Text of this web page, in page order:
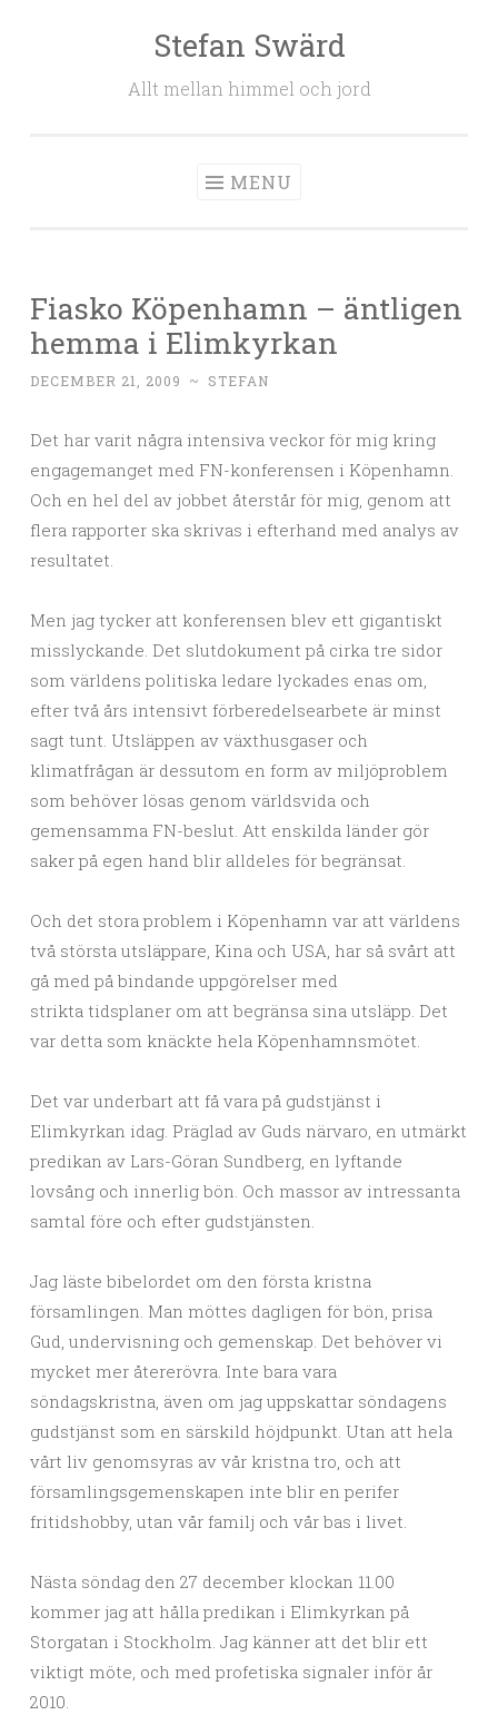
Stefan Swärd
Allt mellan himmel och jord
MENU
Fiasko Köpenhamn – äntligen
hemma i Elimkyrkan
DECEMBER 21, 2009 ~ STEFAN
Det har varit några intensiva veckor för mig kring
engagemanget med FN-konferensen i Köpenhamn.
Och en hel del av jobbet återstår för mig, genom att
flera rapporter ska skrivas i efterhand med analys av
resultatet.
Men jag tycker att konferensen blev ett gigantiskt
misslyckande. Det slutdokument på cirka tre sidor
som världens politiska ledare lyckades enas om,
efter två års intensivt förberedelsearbete är minst
sagt tunt. Utsläppen av växthusgaser och
klimatfrågan är dessutom en form av miljöproblem
som behöver lösas genom världsvida och
gemensamma FN-beslut. Att enskilda länder gör
saker på egen hand blir alldeles för begränsat.
Och det stora problem i Köpenhamn var att världens
två största utsläppare, Kina och USA, har så svårt att
gå med på bindande uppgörelser med
strikta tidsplaner om att begränsa sina utsläpp. Det
var detta som knäckte hela Köpenhamnsmötet.
Det var underbart att få vara på gudstjänst i
Elimkyrkan idag. Präglad av Guds närvaro, en utmärkt
predikan av Lars-Göran Sundberg, en lyftande
lovsång och innerlig bön. Och massor av intressanta
samtal före och efter gudstjänsten.
Jag läste bibelordet om den första kristna
församlingen. Man möttes dagligen för bön, prisa
Gud, undervisning och gemenskap. Det behöver vi
mycket mer återerövra. Inte bara vara
söndagskristna, även om jag uppskattar söndagens
gudstjänst som en särskild höjdpunkt. Utan att hela
vårt liv genomsyras av vår kristna tro, och att
församlingsgemenskapen inte blir en perifer
fritidshobby, utan vår familj och vår bas i livet.
Nästa söndag den 27 december klockan 11.00
kommer jag att hålla predikan i Elimkyrkan på
Storgatan i Stockholm. Jag känner att det blir ett
viktigt möte, och med profetiska signaler inför år
2010.